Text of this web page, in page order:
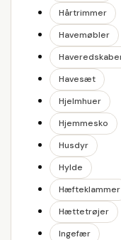
Hårtrimmer
Havemøbler
Havesæt
Hjelmhuer
Hjemmesko
Husdyr
Hylde
Hæfteklammer
Hættetrøjer
Ingefær